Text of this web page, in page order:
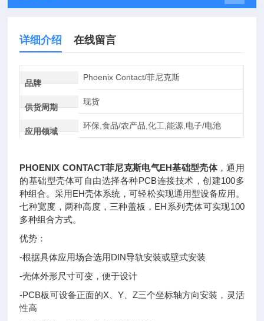
详细介绍 在线留言
品牌
Phoenix Contact/菲尼克斯
供货周期
现货
应用领域
环保,食品/农产品,化工,能源,电子/电池
PHOENIX CONTACT菲尼克斯电气EH基础型壳体，通用
的基础型壳体可自由选择各种PCB连接技术，创建100多
种组合。采用EH壳体系统，可轻松实现通用型设备应用。
七种宽度，两种高度，三种盖板，EH系列壳体可实现100
多种组合方式。
优势：
-根据具体应用场合选用DIN导轨安装或壁式安装
-壳体外形尺寸可变，便于设计
-PCB板可设备正面的X、Y、Z三个坐标轴方向安装，灵活
性高